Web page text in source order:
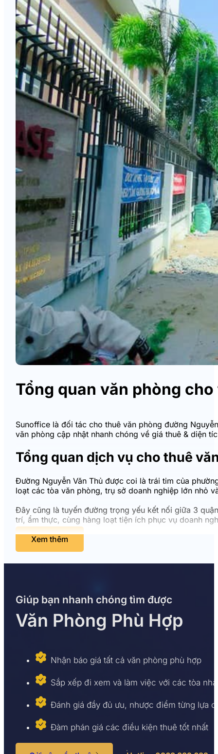
Tổng quan văn phòng
Sunoffice là đối tác cho thuê văn phòng đường
văn phòng cập nhật nhanh chóng về giá thuê & diện
Tổng quan dịch vụ cho thuê
Đường Nguyễn Văn Thủ được coi là trái tim của
loạt các tòa văn phòng, trụ sở doanh nghiệp lớn nhỏ
Đây cũng là tuyến đường trọng yếu kết nối giữa 3
trí, ẩm thực, cùng hàng loạt tiện ích phục vụ doanh
Xem thêm
Giúp bạn nhanh chóng tìm được
Văn Phòng Phù Hợp
Nhận báo giá tất cả văn phòng phù hợp
Sắp xếp đi xem và làm việc với các tòa nhà
Đánh giá đầy đủ ưu, nhược điểm từng lựa
Đàm phán giá các điều kiện thuê tốt nhất